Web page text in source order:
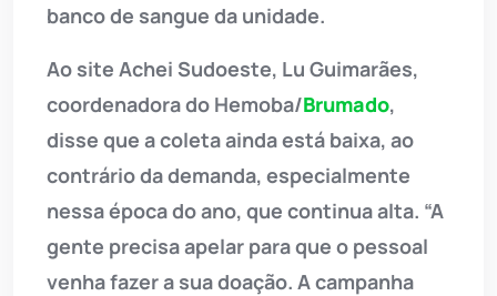
banco de sangue da unidade.
Ao site Achei Sudoeste, Lu Guimarães,
coordenadora do Hemoba/Brumado,
disse que a coleta ainda está baixa, ao
contrário da demanda, especialmente
nessa época do ano, que continua alta. “A
gente precisa apelar para que o pessoal
venha fazer a sua doação. A campanha